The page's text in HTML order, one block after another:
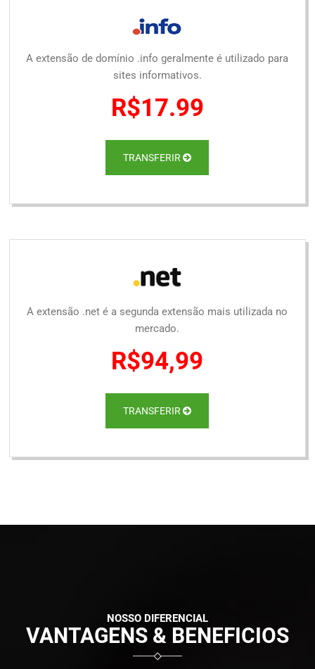
A extensão de domínio .info geralmente é utilizado para
sites informativos.
R$17.99
TRANSFERIR
A extensão .net é a segunda extensão mais utilizada no
mercado.
R$94,99
TRANSFERIR
NOSSO DIFERENCIAL
VANTAGENS & BENEFICIOS